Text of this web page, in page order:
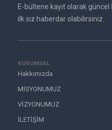
E-bültene kayıt olarak güncel
ilk siz haberdar olabilirsiniz.
KURUMSAL
Hakkımızda
MİSYONUMUZ
VİZYONUMUZ
İLETİŞİM